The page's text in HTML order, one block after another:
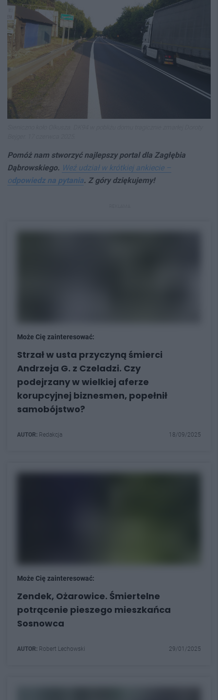
Pomóż nam stworzyć najlepszy portal dla Zagłębia
Dąbrowskiego. Weź udział w krótkiej ankiecie –
odpowiedz na pytania. Z góry dziękujemy!
Może Cię zainteresować:
Strzał w usta przyczyną śmierci
Andrzeja G. z Czeladzi. Czy
podejrzany w wielkiej aferze
korupcyjnej biznesmen, popełnił
samobójstwo?
AUTOR: Redakcja 18/09/2025
Może Cię zainteresować:
Zendek, Ożarowice. Śmiertelne
potrącenie pieszego mieszkańca
Sosnowca
AUTOR: Robert Lechowski 29/01/2025